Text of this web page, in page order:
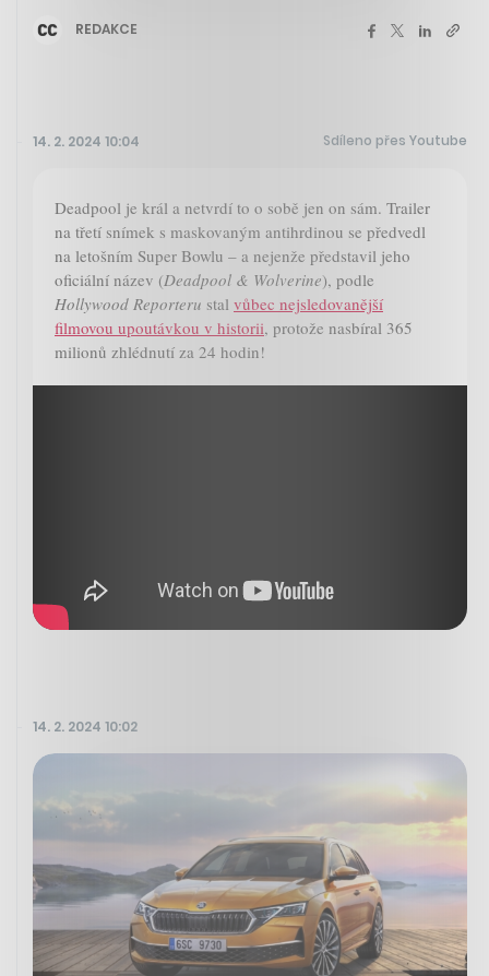
REDAKCE
14. 2. 2024 10:04 Sdíleno přes Youtube
Deadpool je král a netvrdí to o sobě jen on sám. Trailer
na třetí snímek s maskovaným antihrdinou se předvedl
na letošním Super Bowlu – a nejenže představil jeho
oficiální název (Deadpool & Wolverine), podle
Hollywood Reporteru stal vůbec nejsledovanější
filmovou upoutávkou v historii, protože nasbíral 365
milionů zhlédnutí za 24 hodin!
14. 2. 2024 10:02